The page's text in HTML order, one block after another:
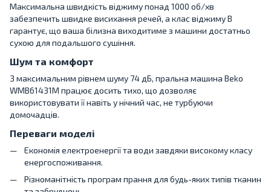
Максимальна швидкість віджиму понад 1000 об/хв
забезпечить швидке висихання речей, а клас віджиму B
гарантує, що ваша білизна виходитиме з машини достатньо
сухою для подальшого сушіння.
Шум та комфорт
З максимальним рівнем шуму 74 дБ, пральна машина Beko
WMB61431M працює досить тихо, що дозволяє
використовувати її навіть у нічний час, не турбуючи
домочадців.
Переваги моделі
Економія електроенергії та води завдяки високому класу
енергоспоживання.
Різноманітність програм прання для будь-яких типів тканин